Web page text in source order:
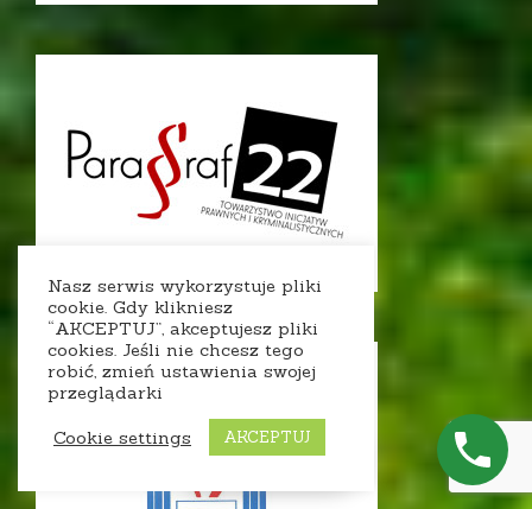
Nasz serwis wykorzystuje pliki
cookie. Gdy klikniesz
“AKCEPTUJ”, akceptujesz pliki
cookies. Jeśli nie chcesz tego
robić, zmień ustawienia swojej
przeglądarki
Cookie settings
AKCEPTUJ
Napisz do nas